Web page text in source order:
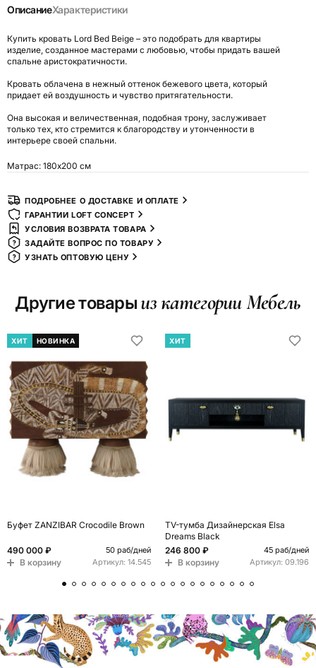
ОписаниеХарактеристики
Купить кровать Lord Bed Beige – это подобрать для квартиры
изделие, созданное мастерами с любовью, чтобы придать вашей
спальне аристократичности.
Кровать облачена в нежный оттенок бежевого цвета, который
придает ей воздушность и чувство притягательности.
Она высокая и величественная, подобная трону, заслуживает
только тех, кто стремится к благородству и утонченности в
интерьере своей спальни.
Матрас: 180x200 см
ПОДРОБНЕЕ О ДОСТАВКЕ И ОПЛАТЕ
ГАРАНТИИ LOFT CONCEPT
УСЛОВИЯ ВОЗВРАТА ТОВАРА
ЗАДАЙТЕ ВОПРОС ПО ТОВАРУ
УЗНАТЬ ОПТОВУЮ ЦЕНУ
Другие товары из категории Мебель
ХИТ НОВИНКА
Буфет ZANZIBAR Crocodile Brown
490 000 ₽ 50 раб/дней
В корзину Артикул: 14.545
ХИТ
TV-тумба Дизайнерская Elsa
Dreams Black
246 800 ₽
45 раб/дней
В корзину Артикул: 09.196